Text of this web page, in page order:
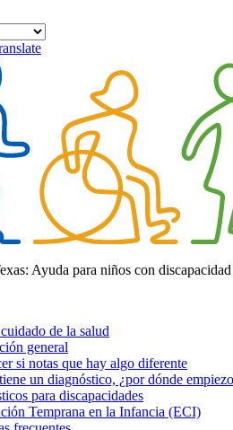
Ayuda para niños con
de la salud
general
si notas que hay algo diferente
un diagnóstico, ¿por dónde
para discapacidades
Temprana en la Infancia (ECI)